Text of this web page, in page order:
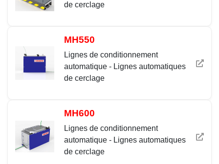
de cerclage
MH550
Lignes de conditionnement
automatique - Lignes automatiques
de cerclage
MH600
Lignes de conditionnement
automatique - Lignes automatiques
de cerclage